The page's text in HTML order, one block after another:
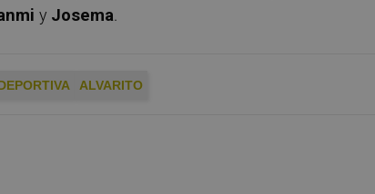
y Josema.
ALVARITO